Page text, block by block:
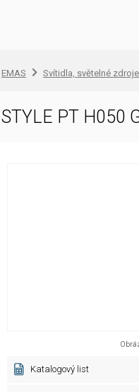
EMAS Svítidla, světelné
STYLE PT H050
Katalogový list